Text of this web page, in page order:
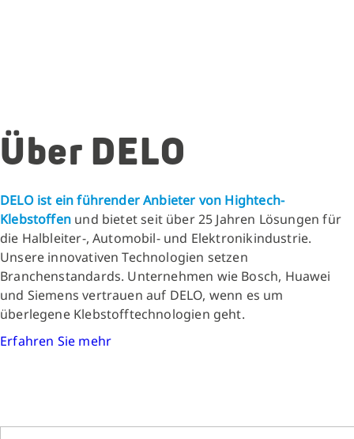
Über DELO
DELO ist ein führender Anbieter von Hightech-
Klebstoffenund bietet seit über 25 Jahren Lösungen für
die Halbleiter-, Automobil- und Elektronikindustrie.
Unsere innovativen Technologien setzen
Branchenstandards. Unternehmen wie Bosch, Huawei
und Siemens vertrauen auf DELO, wenn es um
überlegene Klebstofftechnologien geht.
Erfahren Sie mehr